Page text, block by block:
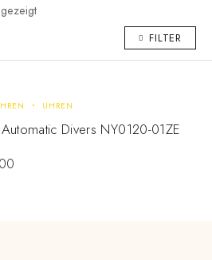
FILTER
UHREN
Divers NY0120-01ZE